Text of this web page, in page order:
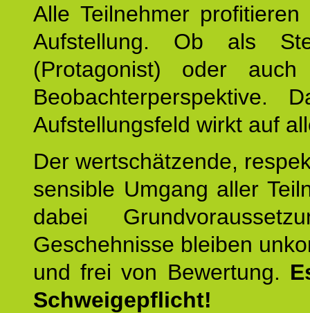
Alle Teilnehmer
Aufstellung. Ob als
(Protagonist) oder
Beobachterperspektive.
Aufstellungsfeld wirkt auf
Der wertschätzende,
sensible Umgang aller
dabei
Geschehnisse bleiben
und frei von Bewertung.
Schweigepflicht!